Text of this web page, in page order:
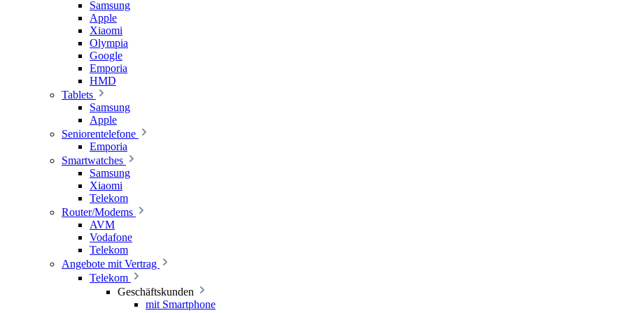
Samsung
Apple
Xiaomi
Olympia
Google
Emporia
HMD
Tablets
Samsung
Apple
Seniorentelefone
Emporia
Smartwatches
Samsung
Xiaomi
Telekom
Router/Modems
AVM
Vodafone
Telekom
Angebote mit Vertrag
Telekom
Geschäftskunden
mit Smartphone